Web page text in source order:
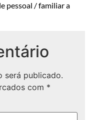
pessoal / familiar a
será publicado.
com *